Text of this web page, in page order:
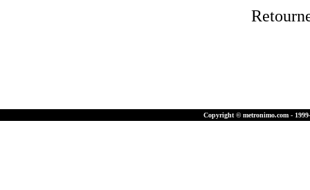
Copyright © metronimo.com -